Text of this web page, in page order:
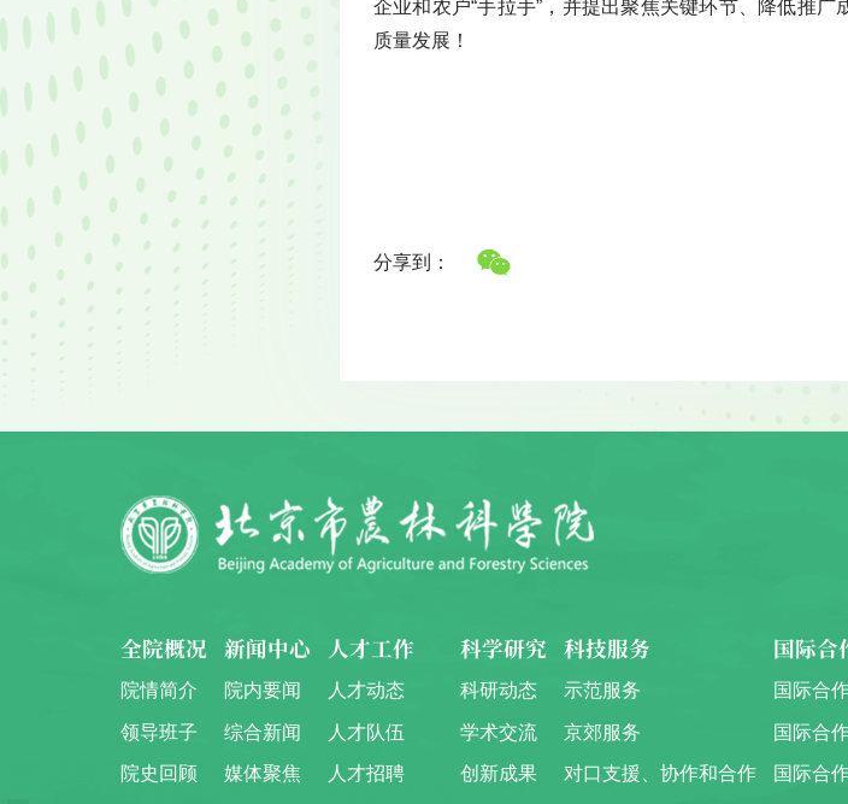
企业和农户“手拉手”，并提出聚焦关键环节、降低推
质量发展！
分享到：
全院概况
院情简介
领导班子
院史回顾
新闻中心
院内要闻
综合新闻
媒体聚焦
人才工作
人才动态
人才队伍
人才招聘
科学研究
科研动态
学术交流
创新成果
科技服务
示范服务
京郊服务
对口支援、协作和合作
国际合
国际合
国际合
国际合